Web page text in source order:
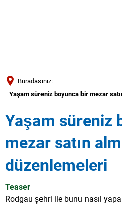
Buradasınız:
Yaşam süreniz boyunca bir mezar
Yaşam süreniz
mezar satın
düzenlemeleri
Teaser
Rodgau şehri ile bunu nasıl